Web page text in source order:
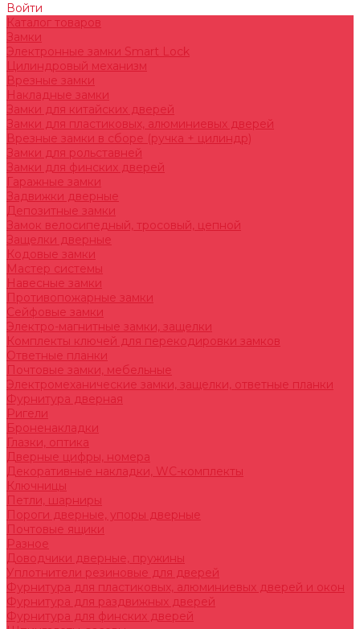
Войти
Каталог товаров
Замки
Электронные замки Smart Lock
Цилиндровый механизм
Врезные замки
Накладные замки
Замки для китайских дверей
Замки для пластиковых, алюминиевых дверей
Врезные замки в сборе (ручка + цилиндр)
Замки для рольставней
Замки для финских дверей
Гаражные замки
Задвижки дверные
Депозитные замки
Замок велосипедный, тросовый, цепной
Защелки дверные
Кодовые замки
Мастер системы
Навесные замки
Противопожарные замки
Сейфовые замки
Электро-магнитные замки, защелки
Комплекты ключей для перекодировки замков
Ответные планки
Почтовые замки, мебельные
Электромеханические замки, защелки, ответные планки
Фурнитура дверная
Ригели
Броненакладки
Глазки, оптика
Дверные цифры, номера
Декоративные накладки, WC-комплекты
Ключницы
Петли, шарниры
Пороги дверные, упоры дверные
Почтовые ящики
Разное
Доводчики дверные, пружины
Уплотнители резиновые для дверей
Фурнитура для пластиковых, алюминиевых дверей и окон
Фурнитура для раздвижных дверей
Фурнитура для финских дверей